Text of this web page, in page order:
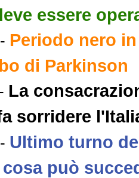
essere
Periodo nero
di Parkinson
La
sorridere
Ultimo turno
può